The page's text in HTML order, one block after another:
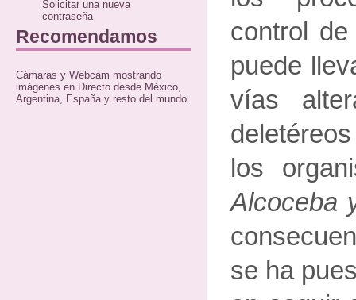
Solicitar una nueva
contraseña
Recomendamos
Cámaras y Webcam mostrando
imágenes en Directo desde México,
Argentina, España y resto del mundo.
control
puede
vías
los
Alcoceba
se ha